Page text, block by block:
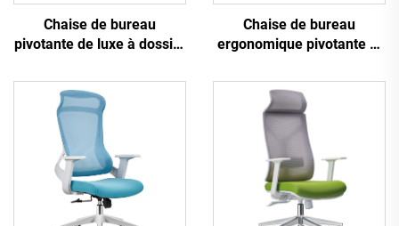
Chaise de bureau
pivotante de luxe à dossier
tâches de personnel,
bureau d'ordinateur
ergonomique en maille
Chaise de bureau
ergonomique pivotante et
pour tâches informatiques